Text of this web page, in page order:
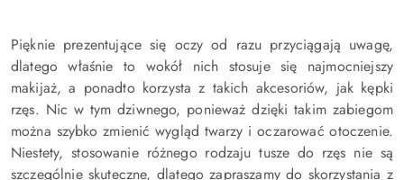
Pięknie prezentujące się oczy od razu przyciągają uwagę,
dlatego właśnie to wokół nich stosuje się najmocniejszy
makijaż, a ponadto korzysta z takich akcesoriów, jak kępki
rzęs. Nic w tym dziwnego, ponieważ dzięki takim zabiegom
można szybko zmienić wygląd twarzy i oczarować otoczenie.
Niestety, stosowanie różnego rodzaju tusze do rzęs nie są
szczególnie skuteczne, dlatego zapraszamy do skorzystania z